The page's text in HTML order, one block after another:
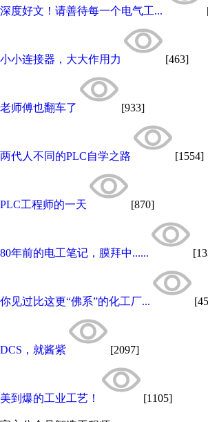
深度好文！请善待每一个电气工...
小小连接器，大大作用力 [463]
老师傅也翻车了 [933]
两代人不同的PLC自学之路 [1554]
PLC工程师的一天 [870]
80年前的电工笔记，膜拜中......
你见过比这更“佛系”的化工厂...
DCS，就酱紫 [2097]
美到爆的工业工艺！ [1105]